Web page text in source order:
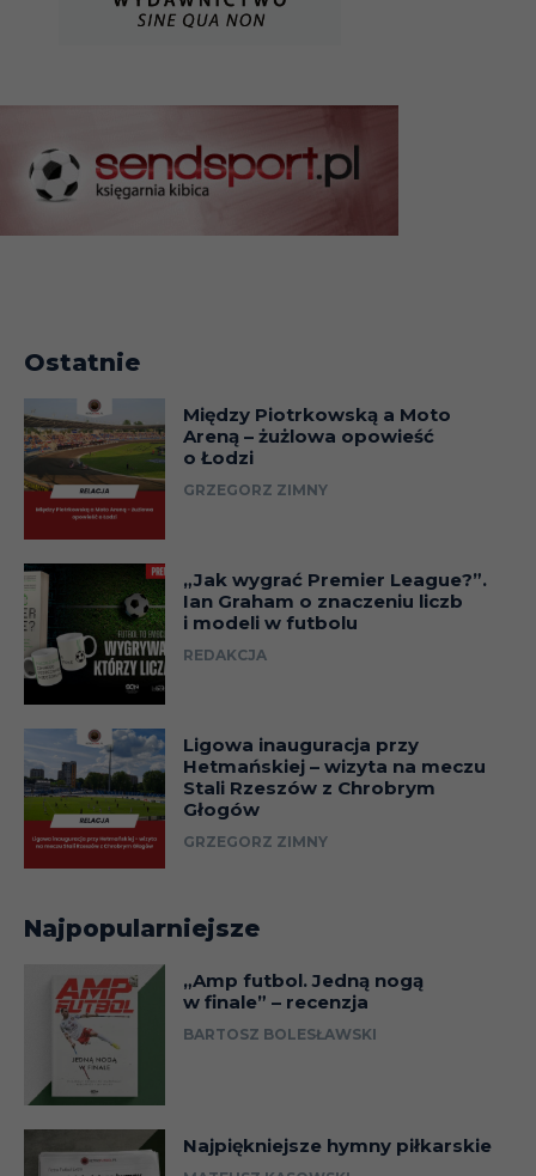
Ostatnie
Między Piotrkowską a Moto
Areną – żużlowa opowieść
o Łodzi
GRZEGORZ ZIMNY
„Jak wygrać Premier League?”.
Ian Graham o znaczeniu liczb
i modeli w futbolu
REDAKCJA
Ligowa inauguracja przy
Hetmańskiej – wizyta na meczu
Stali Rzeszów z Chrobrym
Głogów
GRZEGORZ ZIMNY
Najpopularniejsze
„Amp futbol. Jedną nogą
w finale” – recenzja
BARTOSZ BOLESŁAWSKI
Najpiękniejsze hymny piłkarskie